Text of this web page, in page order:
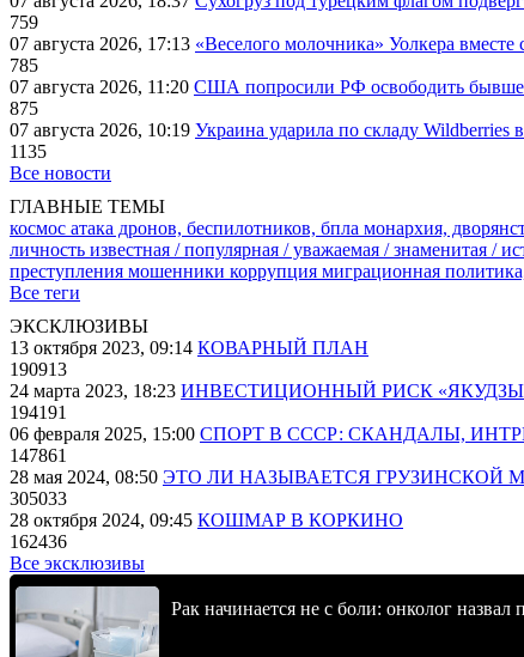
759
07 августа 2026, 17:13 «Веселого молочника» Уолкера
785
07 августа 2026, 11:20 США попросили РФ освободить
875
07 августа 2026, 10:19 Украина ударила по складу Wildberries
1135
Все новости
ГЛАВНЫЕ ТЕМЫ
космос атака дронов, беспилотников, бпла монархия,
личность известная / популярная / уважаемая / знаменитая /
преступления мошенники коррупция миграционная
Все теги
ЭКСКЛЮЗИВЫ
13 октября 2023, 09:14 КОВАРНЫЙ ПЛАН
190913
24 марта 2023, 18:23 ИНВЕСТИЦИОННЫЙ РИСК
194191
06 февраля 2025, 15:00 СПОРТ В СССР: СКАНДАЛЫ,
147861
28 мая 2024, 08:50 ЭТО ЛИ НАЗЫВАЕТСЯ ГРУЗИНСКОЙ
305033
28 октября 2024, 09:45 КОШМАР В КОРКИНО
162436
Все эксклюзивы
Рак начинается не с боли: онколог